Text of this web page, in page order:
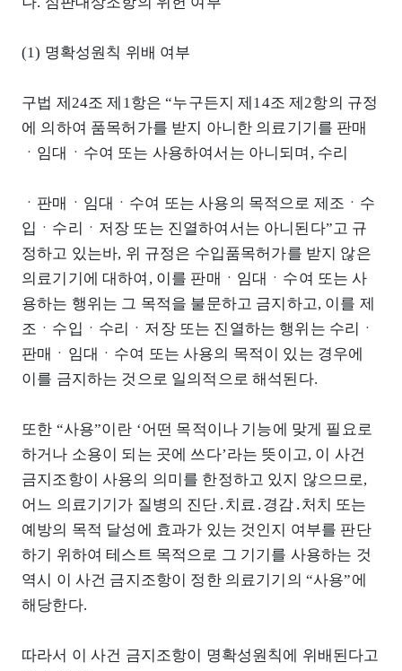
(1) 명확성원칙 위배 여부
구법 제24조 제1항은 “누구든지 제14조 제2항의 규정
에 의하여 품목허가를 받지 아니한 의료기기를 판매
ㆍ임대ㆍ수여 또는 사용하여서는 아니되며, 수리
ㆍ판매ㆍ임대ㆍ수여 또는 사용의 목적으로 제조ㆍ수
입ㆍ수리ㆍ저장 또는 진열하여서는 아니된다”고 규
정하고 있는바, 위 규정은 수입품목허가를 받지 않은
의료기기에 대하여, 이를 판매ㆍ임대ㆍ수여 또는 사
용하는 행위는 그 목적을 불문하고 금지하고, 이를 제
조ㆍ수입ㆍ수리ㆍ저장 또는 진열하는 행위는 수리ㆍ
판매ㆍ임대ㆍ수여 또는 사용의 목적이 있는 경우에
이를 금지하는 것으로 일의적으로 해석된다.
또한 “사용”이란 ‘어떤 목적이나 기능에 맞게 필요로
하거나 소용이 되는 곳에 쓰다’라는 뜻이고, 이 사건
금지조항이 사용의 의미를 한정하고 있지 않으므로,
어느 의료기기가 질병의 진단․치료․경감․처치 또는
예방의 목적 달성에 효과가 있는 것인지 여부를 판단
하기 위하여 테스트 목적으로 그 기기를 사용하는 것
역시 이 사건 금지조항이 정한 의료기기의 “사용”에
해당한다.
따라서 이 사건 금지조항이 명확성원칙에 위배된다고